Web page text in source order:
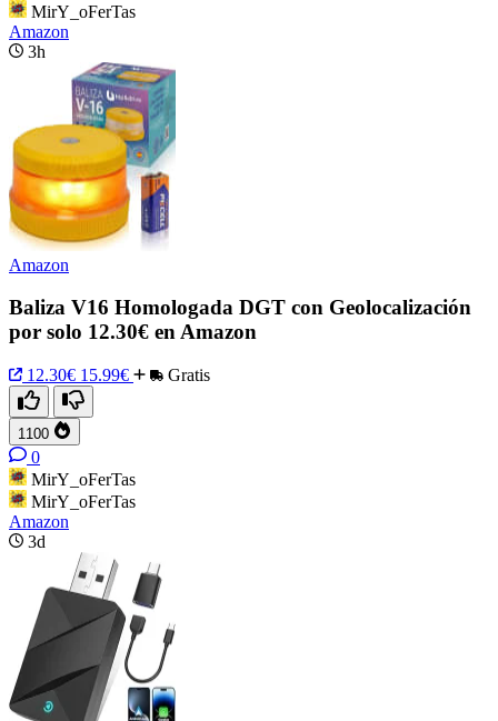
MirY_oFerTas
Amazon
3h
Amazon
Baliza V16 Homologada DGT con Geolocalización
por solo 12.30€ en Amazon
12.30€ 15.99€ Gratis
1100
0
MirY_oFerTas
MirY_oFerTas
Amazon
3d